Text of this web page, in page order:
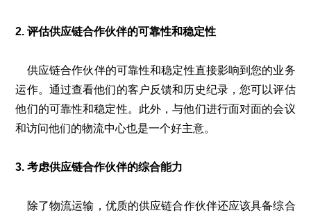
2. 评估供应链合作伙伴的可靠性和稳定性
供应链合作伙伴的可靠性和稳定性直接影响到您的业务
运作。通过查看他们的客户反馈和历史纪录，您可以评估
他们的可靠性和稳定性。此外，与他们进行面对面的会议
和访问他们的物流中心也是一个好主意。
3. 考虑供应链合作伙伴的综合能力
除了物流运输，优质的供应链合作伙伴还应该具备综合